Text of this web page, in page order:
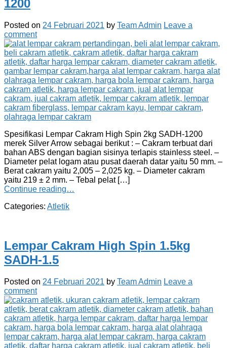
1200
Posted on 24 Februari 2021 by Team Admin Leave a
comment
Spesifikasi Lempar Cakram High Spin 2kg SADH-1200
merek Silver Arrow sebagai berikut : – Cakram terbuat dari
bahan ABS dengan bagian sisinya terlapis stainless steel. –
Diameter pelat logam atau pusat daerah datar yaitu 50 mm. –
Berat cakram yaitu 2,005 – 2,025 kg. – Diameter cakram
yaitu 219 ± 2 mm. – Tebal pelat […]
Continue reading…
Categories: Atletik
Lempar Cakram High Spin 1.5kg
SADH-1.5
Posted on 24 Februari 2021 by Team Admin Leave a
comment